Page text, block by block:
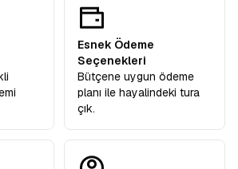
Esnek Ödeme
Seçenekleri
Bütçene uygun ödeme
planı ile hayalindeki tura
çık.